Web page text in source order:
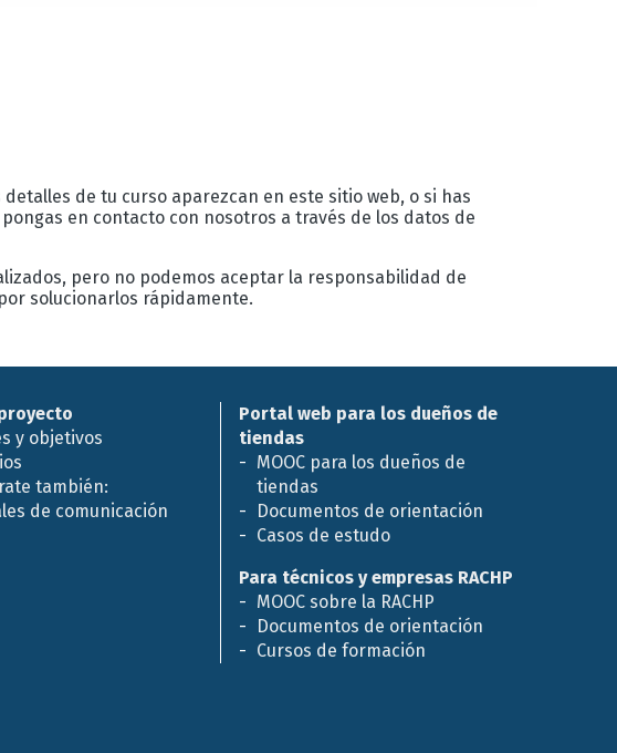
de tu curso aparezcan en este sitio web, o si has
en contacto con nosotros a través de los datos de
pero no podemos aceptar la responsabilidad de
solucionarlos rápidamente.
y objetivos
también:
de comunicación
Portal web para los dueños de
tiendas
MOOC para los dueños de
tiendas
Documentos de orientación
Casos de estudo
Para técnicos y empresas RACHP
MOOC sobre la RACHP
Documentos de orientación
Cursos de formación